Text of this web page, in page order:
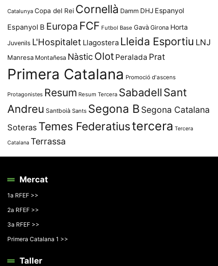
Catalunya Copa del Rei Cornellà Damm DHJ Espanyol
Espanyol B Europa FCF Futbol Base Gavà Girona Horta
Juvenils L'Hospitalet Llagostera Lleida Esportiu LNJ
Manresa Montañesa Nàstic Olot Peralada Prat
Primera Catalana Promoció d'ascens
Protagonistes Resum Resum Tercera SabadellSant
Andreu Santboià Sants Segona B Segona Catalana
Soteras Temes Federatiustercera Tercera
Catalana Terrassa
Mercat
1a RFEF >>
2a RFEF >>
3a RFEF >>
Primera Catalana 1 >>
Taller